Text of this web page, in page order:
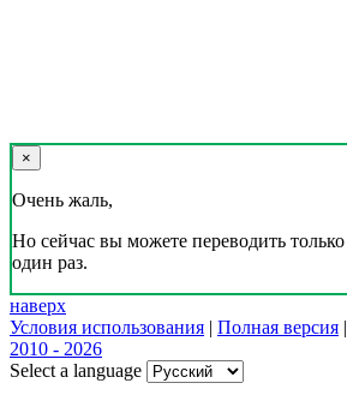
×
Очень жаль,
Но сейчас вы можете переводить только
один раз.
наверх
Условия использования | Полная версия |
2010 - 2026
Select a language